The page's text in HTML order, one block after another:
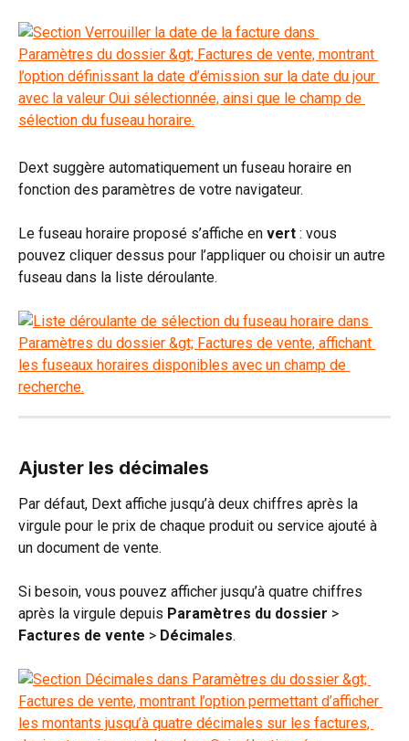
Dext suggère automatiquement un fuseau horaire en
fonction des paramètres de votre navigateur.
Le fuseau horaire proposé s’affiche en vert : vous
pouvez cliquer dessus pour l’appliquer ou choisir un autre
fuseau dans la liste déroulante.
Ajuster les décimales
Par défaut, Dext affiche jusqu’à deux chiffres après la
virgule pour le prix de chaque produit ou service ajouté à
un document de vente.
Si besoin, vous pouvez afficher jusqu’à quatre chiffres
après la virgule depuis Paramètres du dossier >
Factures de vente > Décimales.